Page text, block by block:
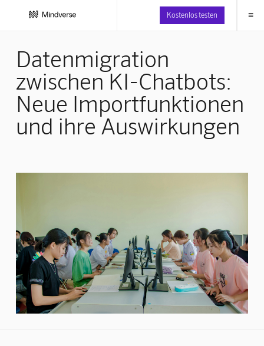
Kostenlos testen ≡
Datenmigration
zwischen KI-Chatbots:
Neue Importfunktionen
und ihre Auswirkungen